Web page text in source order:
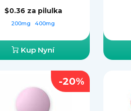
$0.36 za pilulka
200mg 400mg
Kup Nyní
-20%